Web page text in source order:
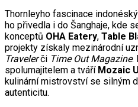
Thornleyho fascinace
ho přivedla i do Šanghaje, kde
konceptů OHA Eatery, Table
projekty získaly mezinárodní
Travelerči Time Out Magazine.
spolumajitelem a tváří Mozaic
kulinární mistrovství se silným
autenticitu.